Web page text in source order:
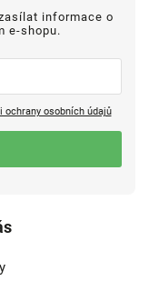
informace o
e-shopu.
ochrany osobních údajů